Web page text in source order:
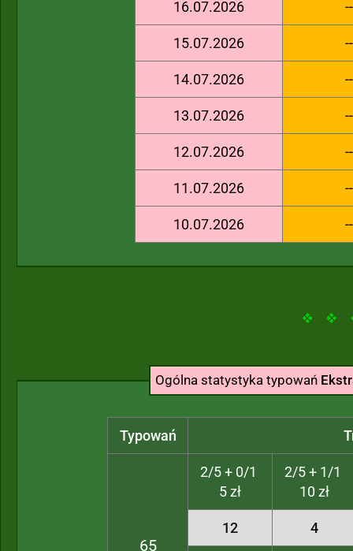
16.07.2026 --
15.07.2026 --
14.07.2026 --
13.07.2026 --
12.07.2026 --
11.07.2026 --
10.07.2026 --
Ogólna statystyka typowań
Typowań
65
2/5 + 0/1
5 zł
2/5 + 1/1
10 zł
12 4